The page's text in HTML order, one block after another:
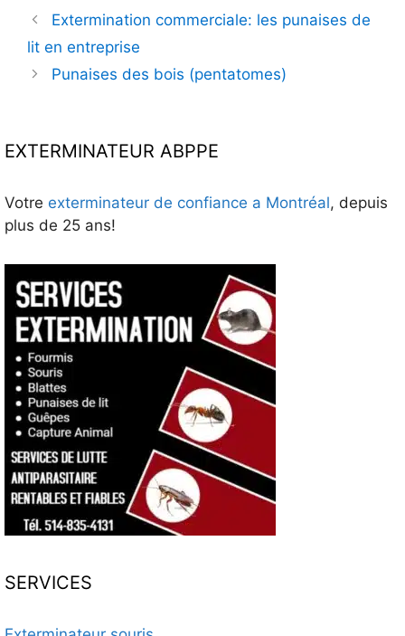
Extermination commerciale: les punaises de
lit en entreprise
Punaises des bois (pentatomes)
EXTERMINATEUR ABPPE
Votre exterminateur de confiance a Montréal, depuis
plus de 25 ans!
SERVICES